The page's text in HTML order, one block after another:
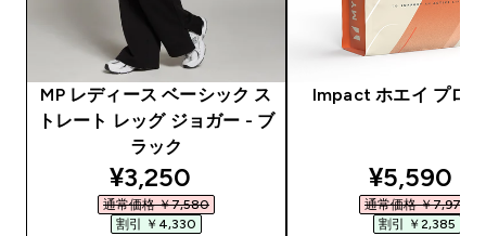
MP レディース ベーシック ス
トレート レッグ ジョガー - ブ
ラック
discounted price
¥3,250‎
通常価格 ￥7,580‎
割引 ￥4,330‎
Impact ホエイ プロ
¥5,590‎
通常価格 ￥7,975‎
割引 ￥2,385‎